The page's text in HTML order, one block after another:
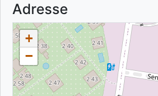
Adresse
+
−